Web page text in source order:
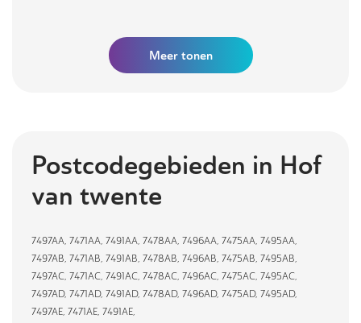
Meertonen
Postcodegebieden in Hof
van twente
7497AA, 7471AA, 7491AA, 7478AA, 7496AA, 7475AA, 7495AA,
7497AB, 7471AB, 7491AB, 7478AB, 7496AB, 7475AB, 7495AB,
7497AC, 7471AC, 7491AC, 7478AC, 7496AC, 7475AC, 7495AC,
7497AD, 7471AD, 7491AD, 7478AD, 7496AD, 7475AD, 7495AD,
7497AE, 7471AE, 7491AE,